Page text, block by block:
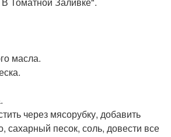
масла.
через мясорубку, добавить
сахарный песок, соль, довести все